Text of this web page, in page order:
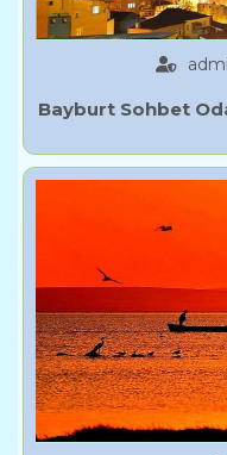
Bayburt Sohbet